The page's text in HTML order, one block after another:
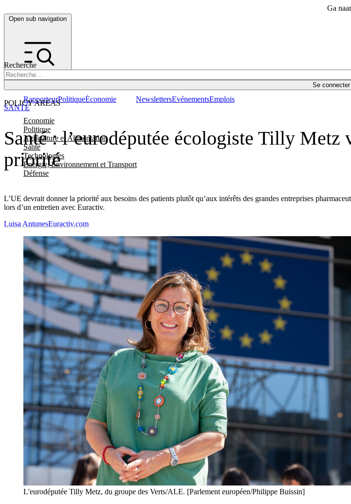
Ga
Open sub navigation
Recherche
Se connecter
POLICY AREAS
Economie
Politique
Agriculture et Alimentation
Santé
Technologies
Energie, Environnement et Transport
Défense
RapporteurPolitiqueÉconomie NewslettersEvénementsEmplois
Santé : l’eurodéputée écologiste Tilly Metz
priorité
L’UE devrait donner la priorité aux besoins des patients plutôt qu’aux intérêts des grandes entreprises
lors d’un entretien avec Euractiv.
SANTÉ
Luisa AntunesEuractiv.com
L'eurodéputée Tilly Metz, du groupe des Verts/ALE. [Parlement européen/Philippe Buissin]